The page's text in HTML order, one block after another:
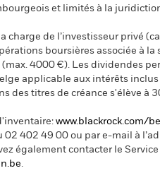
et limités à la
charge de l’investisseur privé
boursières associée à
4000 €). Les dividendes
applicable aux intérêts
des titres de créance s'élève à
www.blackrock.com/be
402 49 00 ou par e-mail à
également contacter le
.